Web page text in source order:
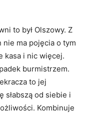
to był Olszowy. Z
ma pojęcia o tym
kasa i nic więcej.
burmistrzem.
to jej
słabszą od siebie i
Kombinuje